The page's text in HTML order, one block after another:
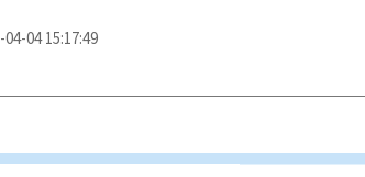
04-04 15:17:49